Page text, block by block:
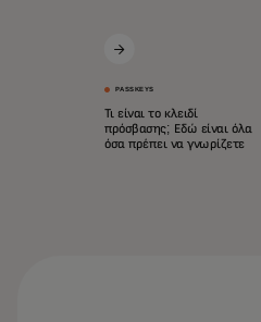
PASSKEYS
Τι είναι το κλειδί
πρόσβασης; Εδώ είναι όλα
όσα πρέπει να γνωρίζετε